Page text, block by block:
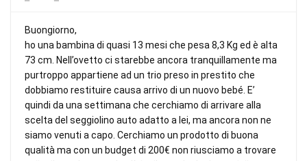
Buongiorno,
ho una bambina di quasi 13 mesi che pesa 8,3 Kg ed è alta
73 cm. Nell’ovetto ci starebbe ancora tranquillamente ma
purtroppo appartiene ad un trio preso in prestito che
dobbiamo restituire causa arrivo di un nuovo bebé. E’
quindi da una settimana che cerchiamo di arrivare alla
scelta del seggiolino auto adatto a lei, ma ancora non ne
siamo venuti a capo. Cerchiamo un prodotto di buona
qualità ma con un budget di 200€ non riusciamo a trovare